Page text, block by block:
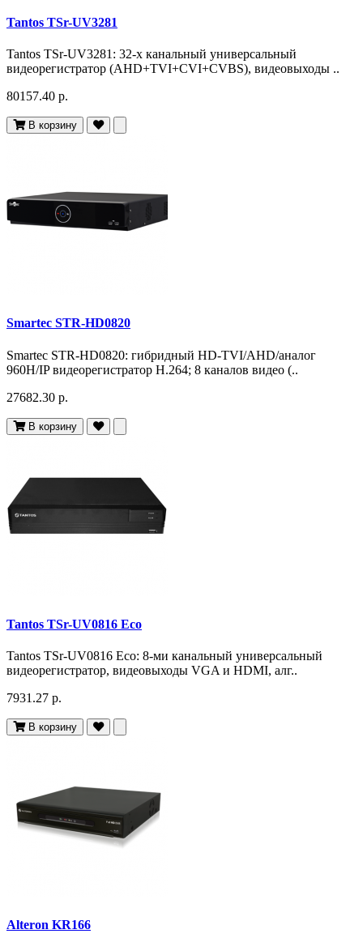
Tantos TSr-UV3281
Tantos TSr-UV3281: 32-х канальный универсальный
видеорегистратор (AHD+TVI+CVI+CVBS), видеовыходы ..
80157.40 р.
В корзину
Smartec STR-HD0820
Smartec STR-HD0820: гибридный HD-TVI/AHD/аналог
960H/IP видеорегистратор H.264; 8 каналов видео (..
27682.30 р.
В корзину
Tantos TSr-UV0816 Eco
Tantos TSr-UV0816 Eco: 8-ми канальный универсальный
видеорегистратор, видеовыходы VGA и HDMI, алг..
7931.27 р.
В корзину
Alteron KR166